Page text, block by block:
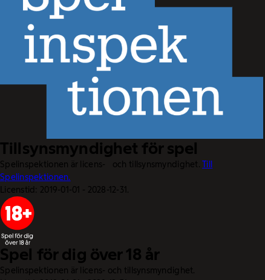
Tillsynsmyndighet för spel
Spelinspektionen är licens- och tillsynsmyndighet.Till
Spelinspektionen.
Licenstid: 2019-01-01 - 2028-12-31.
Spel för dig över 18 år
Spelinspektionen är licens- och tillsynsmyndighet.